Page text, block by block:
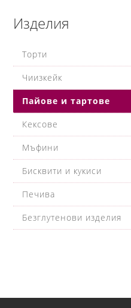
Изделия
Торти
Чиизкейк
Пайове и тартове
Кексове
Мъфини
Бисквити и кукиси
Печива
Безглутенови изделия